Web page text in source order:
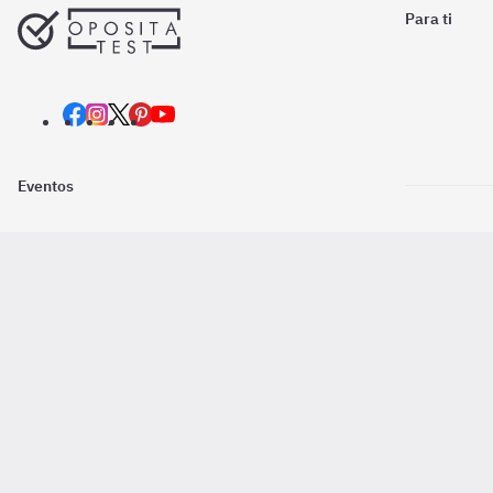
Para ti
Eventos